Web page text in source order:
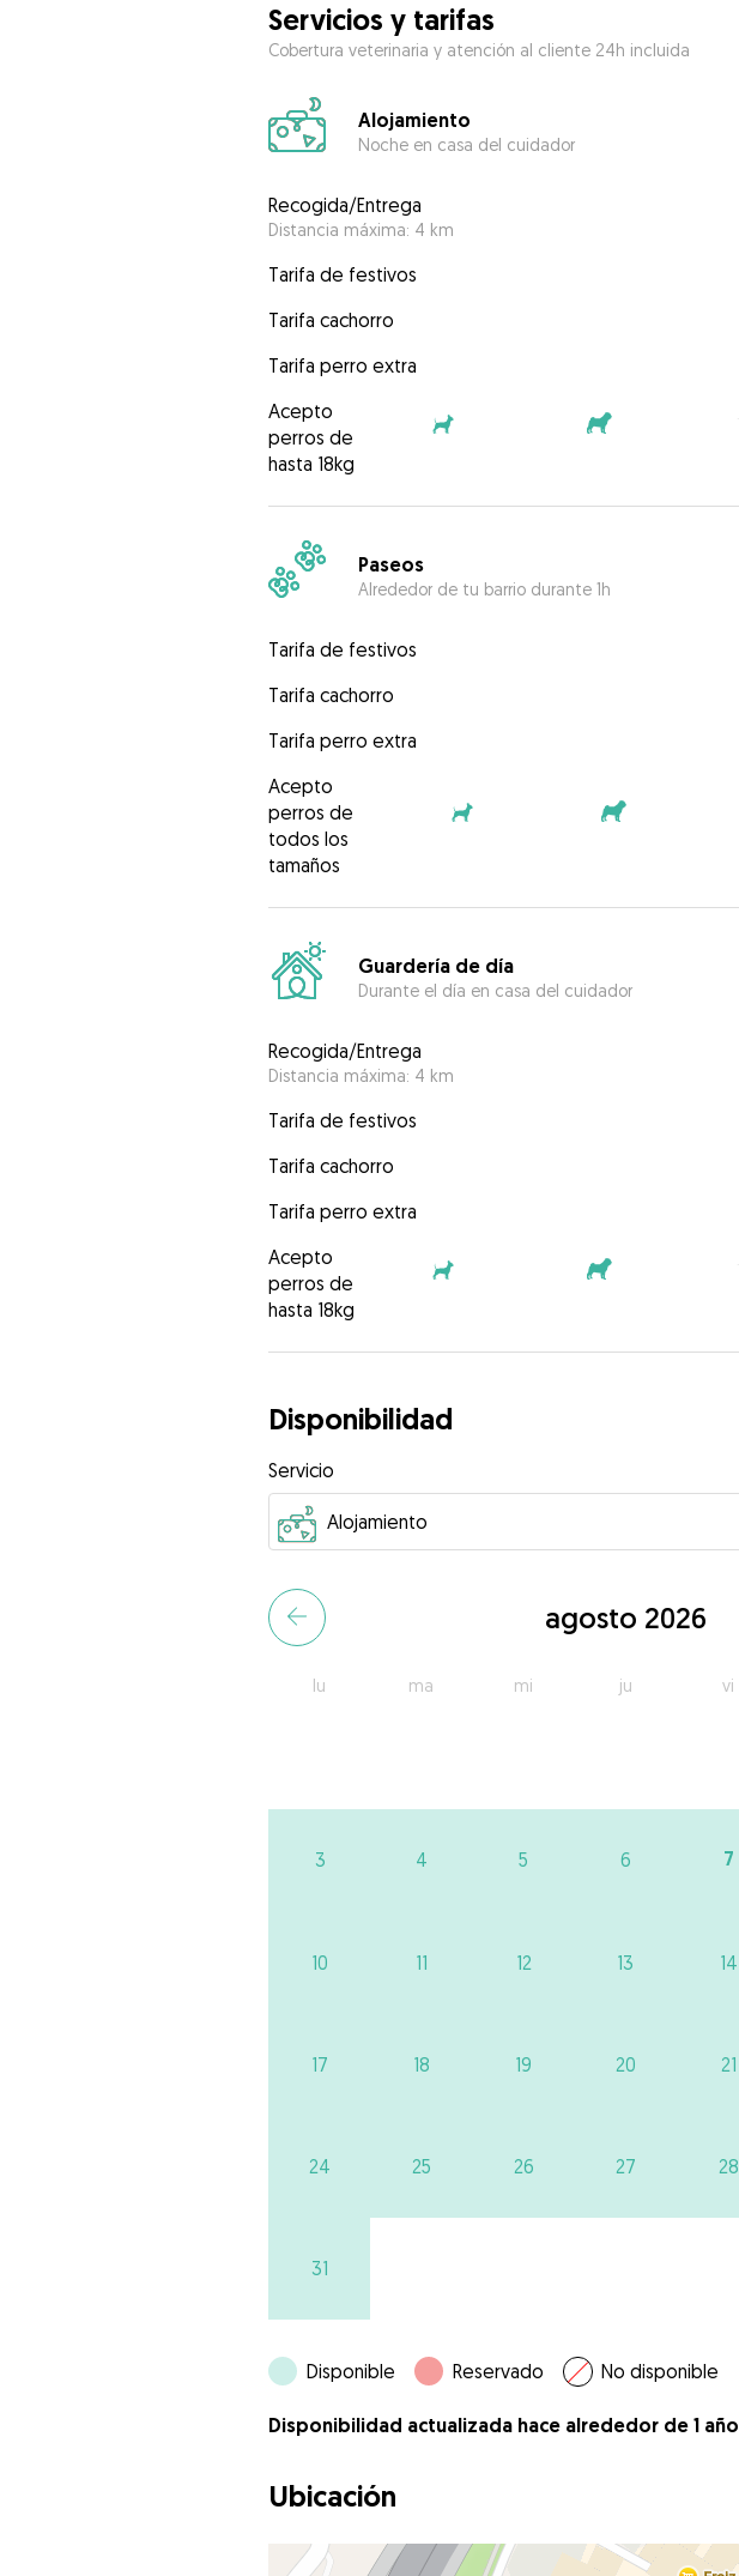
Servicios y tarifas
Cobertura veterinaria y atención al cliente 24h incluida
Alojamiento
Noche en casa del cuidador
Recogida/Entrega
Distancia máxima: 4 km
Tarifa de festivos
Tarifa cachorro
Tarifa perro extra
Acepto
perros de
hasta 18kg
Paseos
Alrededor de tu barrio durante 1h
Tarifa de festivos
Tarifa cachorro
Tarifa perro extra
Acepto
perros de
todos los
tamaños
Guardería de día
Durante el día en casa del cuidador
Recogida/Entrega
Distancia máxima: 4 km
Tarifa de festivos
Tarifa cachorro
Tarifa perro extra
Acepto
perros de
hasta 18kg
Disponibilidad
Servicio
agosto 2026
lu ma mi ju vi
3 4 5 6 7
10 11 12 13 14
17 18 19 20 21
24 25 26 27 28
31
Disponible Reservado No disponible
Disponibilidad actualizada hace alrededor de 1 año
Ubicación